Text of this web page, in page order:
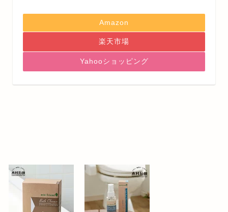
Amazon
楽天市場
Yahooショッピング